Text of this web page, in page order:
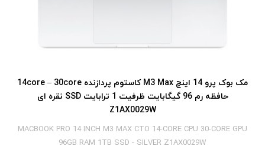
مک بوک پرو 14 اینچ M3 Max کاستوم پردازنده 14core – 30core
حافظه رم 96 گیگابایت ظرفیت 1 ترابایت SSD نقره ای
Z1AX0029W
MACBOOK PRO 14 INCH M3 MAX CTO 14-CORE CPU 30-CORE GPU
96GB RAM 1TB SSD - SILVER Z1AX0029W